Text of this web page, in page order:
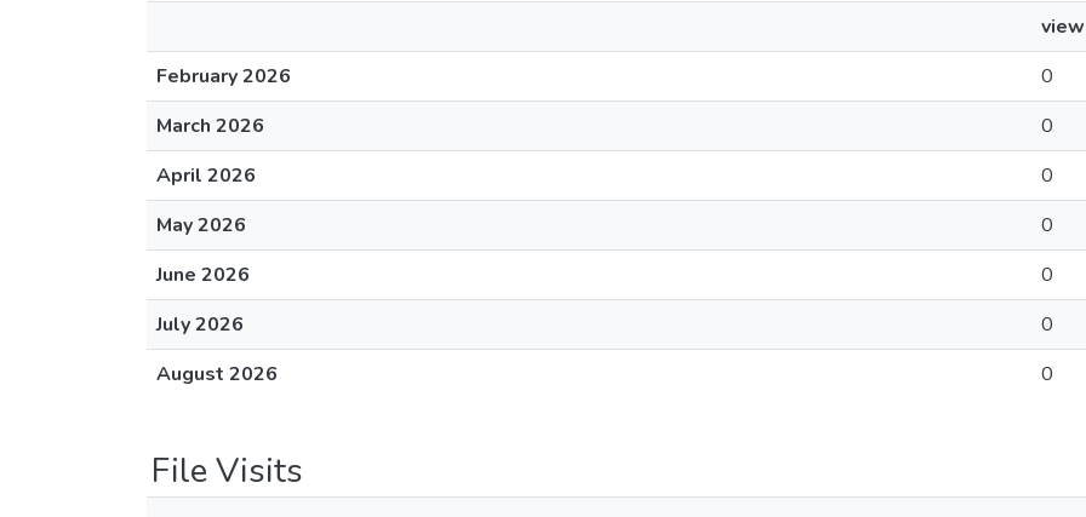
February 2026
0
March 2026
0
April 2026
0
May 2026
0
June 2026
0
July 2026
0
August 2026
0
File Visits